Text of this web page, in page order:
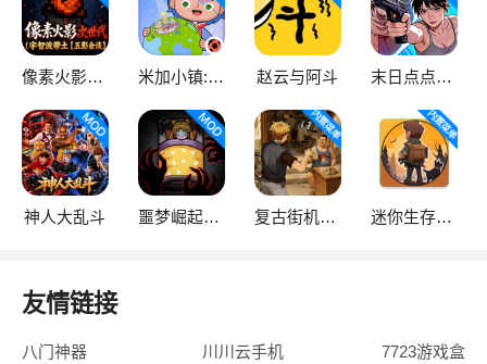
像素火影次世代 米加小镇:世界 赵云与阿斗 末日点点（辅助菜单）
神人大乱斗 噩梦崛起：生存 复古街机大亨 迷你生存僵尸大战魔改版
友情链接
八门神器 川川云手机 7723游戏盒